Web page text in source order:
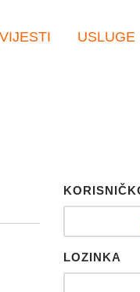
VIJESTI USLUGE
LOZINKA